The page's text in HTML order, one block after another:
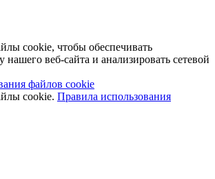
cookie, чтобы обеспечивать
нашего веб-сайта и анализировать сетевой
файлов cookie
cookie. Правила использования